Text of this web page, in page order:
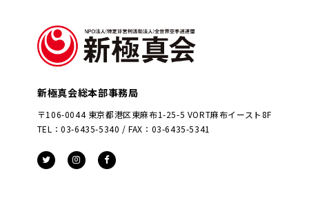
新極真会総本部事務局
〒106-0044 東京都港区東麻布1-25-5 VORT麻布イースト8F
TEL：03-6435-5340 / FAX：03-6435-5341